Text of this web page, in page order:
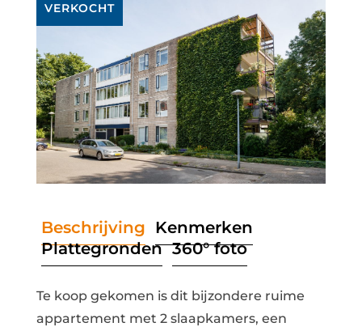
VERKOCHT
Beschrijving Kenmerken
Plattegronden 360° foto
Te koop gekomen is dit bijzondere ruime
appartement met 2 slaapkamers, een